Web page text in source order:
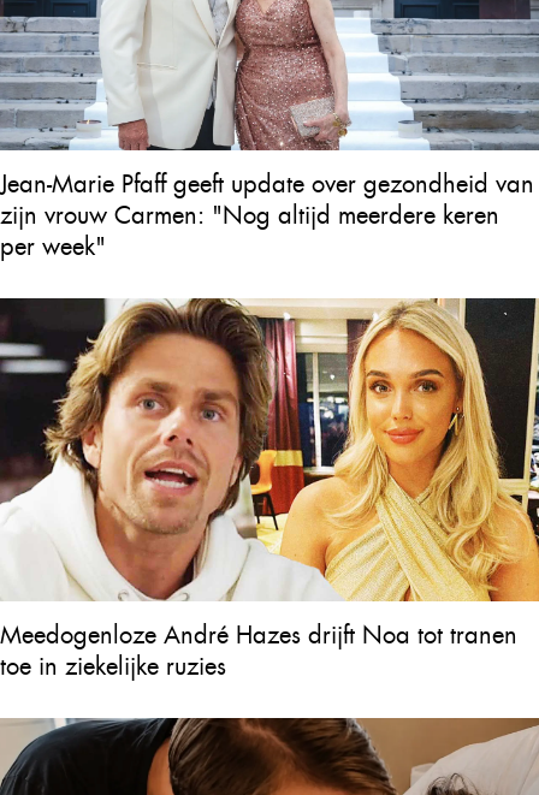
Jean-Marie Pfaff geeft update over gezondheid van
zijn vrouw Carmen: "Nog altijd meerdere keren
per week"
Meedogenloze André Hazes drijft Noa tot tranen
toe in ziekelijke ruzies